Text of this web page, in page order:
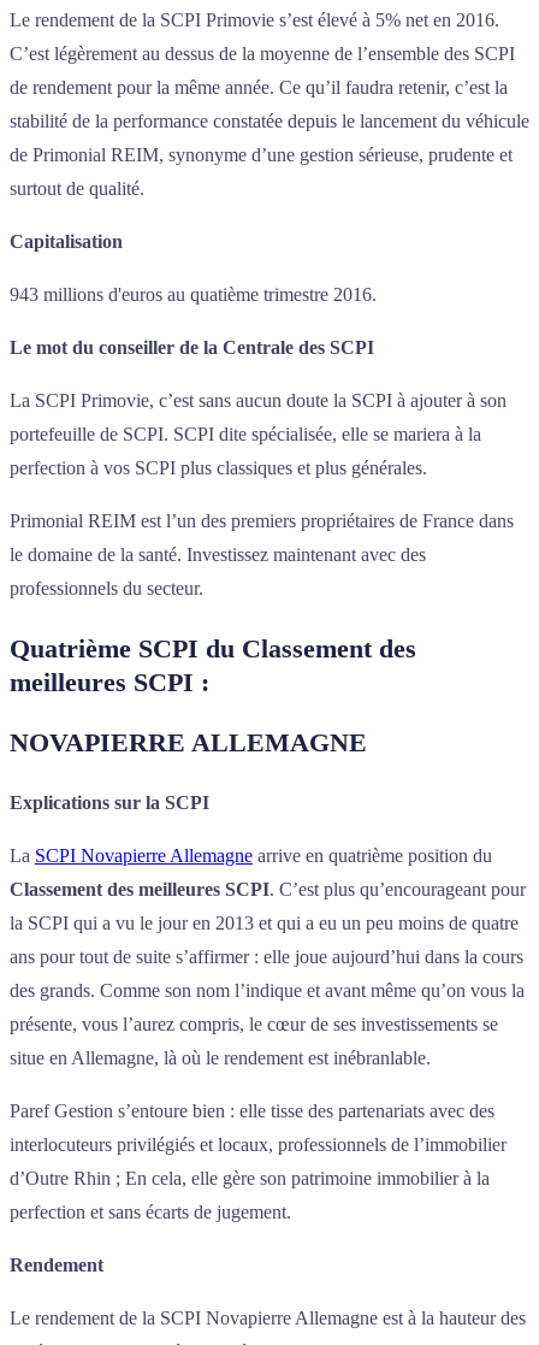
Le rendement de la SCPI Primovie s’est élevé à 5% net en 2016.
C’est légèrement au dessus de la moyenne de l’ensemble des SCPI
de rendement pour la même année. Ce qu’il faudra retenir, c’est la
stabilité de la performance constatée depuis le lancement du véhicule
de Primonial REIM, synonyme d’une gestion sérieuse, prudente et
surtout de qualité.
Capitalisation
943 millions d'euros au quatième trimestre 2016.
Le mot du conseiller de la Centrale des SCPI
La SCPI Primovie, c’est sans aucun doute la SCPI à ajouter à son
portefeuille de SCPI. SCPI dite spécialisée, elle se mariera à la
perfection à vos SCPI plus classiques et plus générales.
Primonial REIM est l’un des premiers propriétaires de France dans
le domaine de la santé. Investissez maintenant avec des
professionnels du secteur.
Quatrième SCPI du Classement des
meilleures SCPI :
NOVAPIERRE ALLEMAGNE
Explications sur la SCPI
La SCPI Novapierre Allemagne arrive en quatrième position du
Classement des meilleures SCPI. C’est plus qu’encourageant pour
la SCPI qui a vu le jour en 2013 et qui a eu un peu moins de quatre
ans pour tout de suite s’affirmer : elle joue aujourd’hui dans la cours
des grands. Comme son nom l’indique et avant même qu’on vous la
présente, vous l’aurez compris, le cœur de ses investissements se
situe en Allemagne, là où le rendement est inébranlable.
Paref Gestion s’entoure bien : elle tisse des partenariats avec des
interlocuteurs privilégiés et locaux, professionnels de l’immobilier
d’Outre Rhin ; En cela, elle gère son patrimoine immobilier à la
perfection et sans écarts de jugement.
Rendement
Le rendement de la SCPI Novapierre Allemagne est à la hauteur des